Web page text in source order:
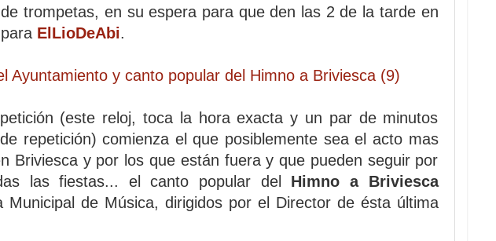
trompetas, en su espera para que den las 2 de la tarde en
ElLioDeAbi.
(este reloj, toca la hora exacta y un par de minutos
repetición) comienza el que posiblemente sea el acto mas
Briviesca y por los que están fuera y que pueden seguir por
las fiestas... el canto popular del Himno a Briviesca
de Música, dirigidos por el Director de ésta última